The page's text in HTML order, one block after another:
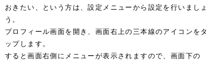
おきたい、という方は、設定メニューから設定を行いましょ
う。
プロフィール画面を開き、画面右上の三本線のアイコンをタ
ップします。
すると画面右側にメニューが表示されますので、画面下の